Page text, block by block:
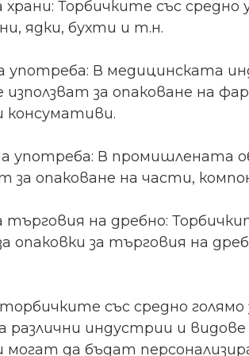
храни: Торбичките със
ядки, бухти и т.н.
употреба: В медицинската
използват за опаковане на
консумативи.
употреба: В промишлената
за опаковане на части,
търговия на дребно:
опаковки за търговия на
със средно
различни индустрии и
могат да бъдат